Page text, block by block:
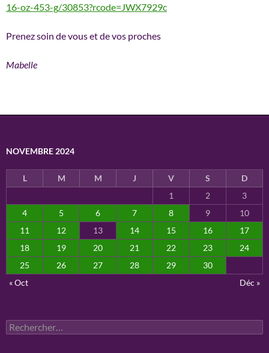
16-oz-453-g/30853?rcode=JWX7929c
Prenez soin de vous et de vos proches
Mabelle
NOVEMBRE 2024
L M M J V S
D
1
2
3
4
5 6 7 8 9
10
11
12 13 14 15 16
17
18
19 20 21 22 23
24
25
26 27 28 29
30
« Oct
Déc »
Rechercher :